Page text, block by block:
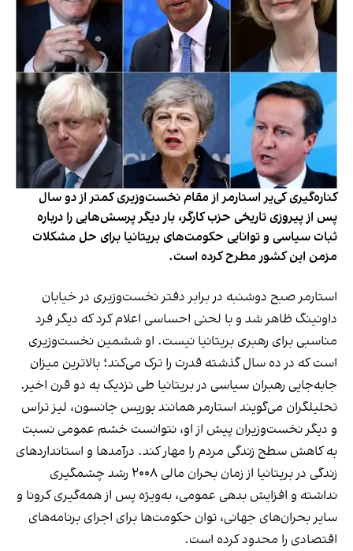
کناره‌گیری کی‌یر استارمر از مقام نخست‌وزیری کمتر از دو سال
پس از پیروزی تاریخی حزب کارگر، بار دیگر پرسش‌هایی را درباره
ثبات سیاسی و توانایی حکومت‌های بریتانیا برای حل مشکلات
مزمن این کشور مطرح کرده است.
استارمر صبح دوشنبه در برابر دفتر نخست‌وزیری در خیابان
داونینگ ظاهر شد و با لحنی احساسی اعلام کرد که دیگر فرد
مناسبی برای رهبری بریتانیا نیست. او ششمین نخست‌وزیری
است که در ده سال گذشته قدرت را ترک می‌کند؛ بالاترین میزان
جابه‌جایی رهبران سیاسی در بریتانیا طی نزدیک به دو قرن اخیر.
تحلیلگران می‌گویند استارمر همانند بوریس جانسون، لیز تراس
و دیگر نخست‌وزیران پیش از او، نتوانست خشم عمومی نسبت
به کاهش سطح زندگی مردم را مهار کند. درآمدها و استانداردهای
زندگی در بریتانیا از زمان بحران مالی ۲۰۰۸ رشد چشمگیری
نداشته و افزایش بدهی عمومی، به‌ویژه پس از همه‌گیری کرونا و
سایر بحران‌های جهانی، توان حکومت‌ها برای اجرای برنامه‌های
اقتصادی را محدود کرده است.